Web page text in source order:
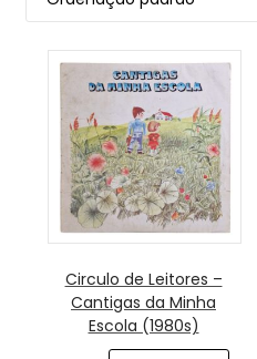
Circulo de Leitores –
Cantigas da Minha
Escola (1980s)